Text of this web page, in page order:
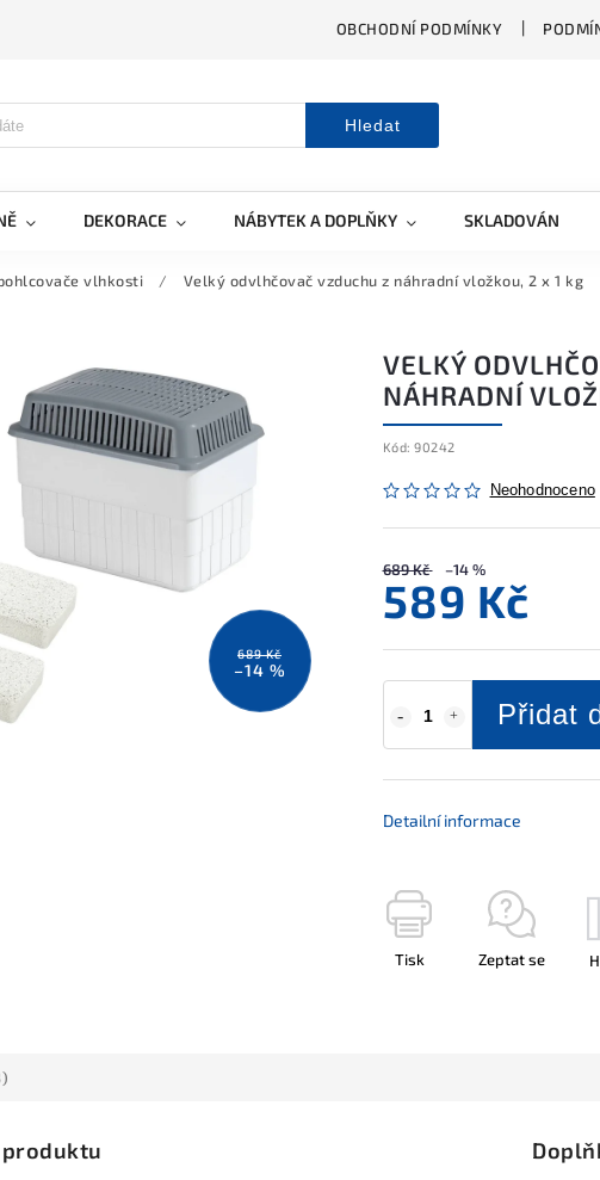
OBCHODNÍ PODMÍNKY
Hledat
DEKORACE NÁBYTEK A DOPLŇKY SKLADOVÁNÍ A
vlhkosti / Velký odvlhčovač vzduchu z náhradní vložkou, 2 x 1 kg
689 Kč
–14 %
VELKÝ
NÁHRADNÍ
Kód: 90242
Neohodnoceno
689 Kč –14 %
589 Kč
Přidat
Detailní informace
Tisk Zeptat se